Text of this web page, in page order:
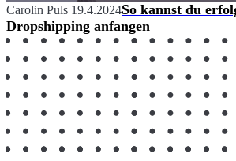
Carolin Puls 19.4.2024So kannst du
Dropshipping anfangen